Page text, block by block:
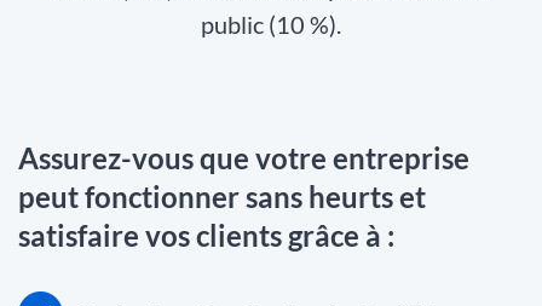
public (10 %).
Assurez-vous que votre entreprise
peut fonctionner sans heurts et
satisfaire vos clients grâce à :